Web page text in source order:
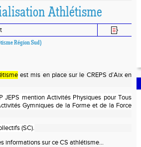
Athlétisme
Région Sud)
est mis en place sur le CREPS d’Aix en
JEPS mention Activités Physiques pour Tous
Gymniques de la Forme et de la Force
(SC).
informations sur ce CS athlétisme…